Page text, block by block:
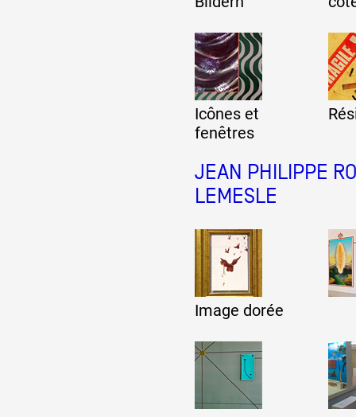
Événements
1% œuvres
Réseau
De A à Z
Année par année
Icônes et
fenêtres
JEAN PHILIPPE
LEMESLE
Image dorée